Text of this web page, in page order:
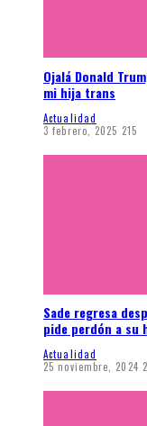
Ojalá Donald
mi hija trans
Actualidad
3 febrero, 2025 215
Sade regresa
pide perdón a su
Actualidad
25 noviembre, 2024